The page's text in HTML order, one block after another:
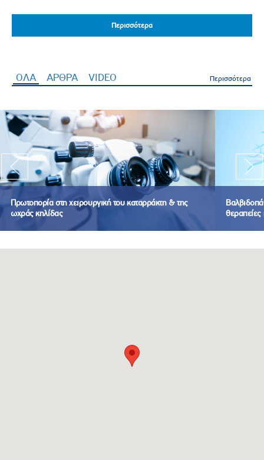
Περισσότερα
Περισσότερα
ΟΛΑ (ενεργή καρτέλα)
ΑΡΘΡΑ VIDEO Περισσότερα
Πρωτοπορία στη χειρουργική του καταρράκτη & της
ωχράς κηλίδας